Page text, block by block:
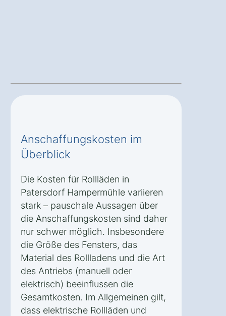
Anschaffungskosten im
Überblick
Die Kosten für Rollläden in
Patersdorf Hampermühle variieren
stark – pauschale Aussagen über
die Anschaffungskosten sind daher
nur schwer möglich. Insbesondere
die Größe des Fensters, das
Material des Rollladens und die Art
des Antriebs (manuell oder
elektrisch) beeinflussen die
Gesamtkosten. Im Allgemeinen gilt,
dass elektrische Rollläden und